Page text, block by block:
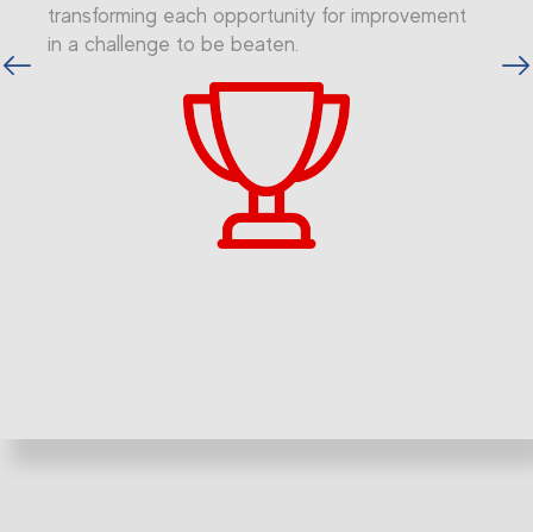
transforming each opportunity for improvement
in a challenge to be beaten.
Next